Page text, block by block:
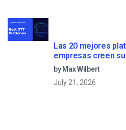
Las 20 mejores
empresas creen
streaming (2026)
by Max Wilbert
July 21, 2026